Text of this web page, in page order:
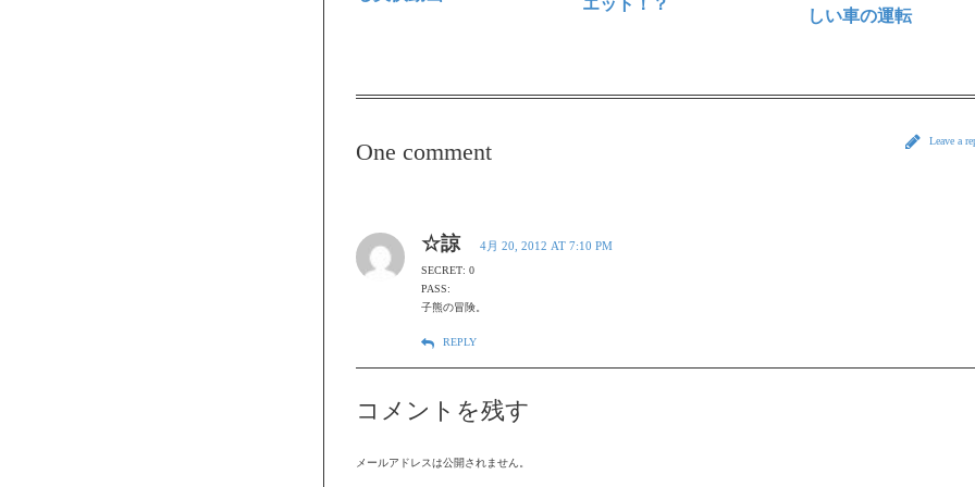
しい車の運転
One comment Leave a
☆諒 4月 20, 2012 AT 7:10 PM
SECRET: 0
PASS:
子熊の冒険。
REPLY
コメントを残す
メールアドレスは公開されません。